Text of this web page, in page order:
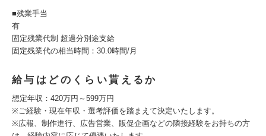
■残業手当
有
固定残業代制 超過分別途支給
固定残業代の相当時間：30.0時間/月
給与はどのくらい貰えるか
想定年収：420万円～599万円
※ご経験・現在年収・選考評価を踏まえて決定いたします。
※広報、制作進行、広告営業、販促企画などの隣接経験をお持ちの方